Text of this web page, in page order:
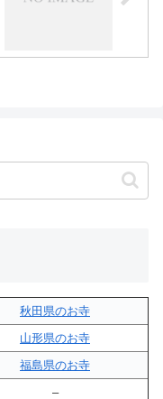
秋田県のお寺
山形県のお寺
福島県のお寺
–